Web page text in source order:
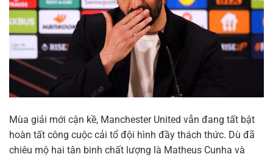
Mùa giải mới cận kề, Manchester United vẫn đang tất bật
hoàn tất công cuộc cải tổ đội hình đầy thách thức. Dù đã
chiêu mộ hai tân binh chất lượng là Matheus Cunha và